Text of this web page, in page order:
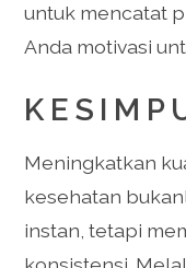
untuk mencatat
Anda motivasi
Meningkatkan
kesehatan
instan, tetapi